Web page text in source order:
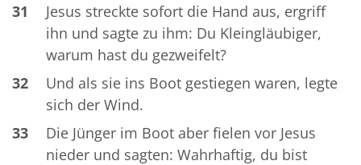
31
Jesus streckte sofort die Hand aus, ergriff
ihn und sagte zu ihm: Du Kleingläubiger,
warum hast du gezweifelt?
32
Und als sie ins Boot gestiegen waren, legte
sich der Wind.
33
Die Jünger im Boot aber fielen vor Jesus
nieder und sagten: Wahrhaftig, du bist